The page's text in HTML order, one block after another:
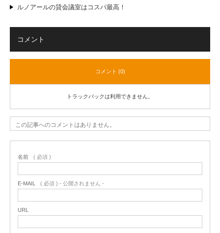
ルノアールの貸会議室はコスパ最高！
コメント
コメント (0)
トラックバックは利用できません。
この記事へのコメントはありません。
名前 ( 必須 )
E-MAIL ( 必須 ) - 公開されません -
URL